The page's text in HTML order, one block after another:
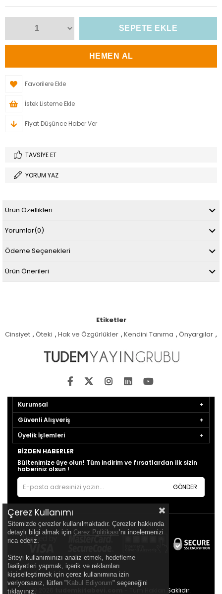
Favorilere Ekle
İstek Listeme Ekle
Fiyat Düşünce Haber Ver
TAVSIYE ET
YORUM YAZ
Ürün Özellikleri
Yorumlar(0)
Ödeme Seçenekleri
Ürün Önerileri
Etiketler
Cinsiyet , Öteki , Hak ve Özgürlükler , Kendini Tanıma , Önyargılar ,
Kurumsal
Güvenli Alışveriş
Üyelik İşlemleri
BIZDEN HABERLER
Bültenimize üye olun! Tüm indirim ve fırsatlardan ilk sizin
haberiniz olsun !
GÖNDER
© 2026 - Tüm Hakları Saklıdır.
Çerez Kullanımı
Sitemizde çerezler kullanılmaktadır. Çerezler hakkında
detaylı bilgi almak için Çerez Politikası’nı incelemenizi
rica ederiz.
Siteyi kullanımınızı analiz etmek, hedefleme
faaliyetleri yapmak, içerik ve reklamları
kişiselleştirmek için çerez kullanımına izin
veriyorsanız, lütfen " Kabul Ediyorum" seçeneğini
tıklayınız.